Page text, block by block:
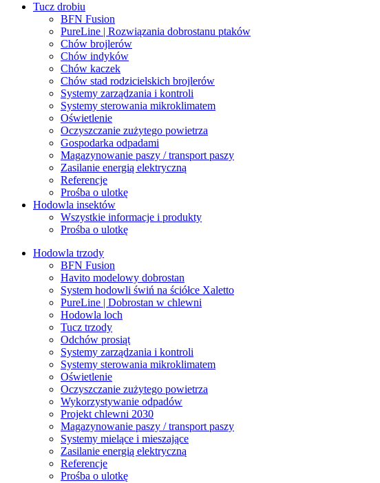
Tucz drobiu
BFN Fusion
PureLine | Rozwiązania dobrostanu ptaków
Chów brojlerów
Chów indyków
Chów kaczek
Chów stad rodzicielskich brojlerów
Systemy zarządzania i kontroli
Systemy sterowania mikroklimatem
Oświetlenie
Oczyszczanie zużytego powietrza
Gospodarka odpadami
Magazynowanie paszy / transport paszy
Zasilanie energią elektryczną
Referencje
Prośba o ulotkę
Hodowla insektów
Wszystkie informacje i produkty
Prośba o ulotkę
Hodowla trzody
BFN Fusion
Havito modelowy dobrostan
System hodowli świń na ściółce Xaletto
PureLine | Dobrostan w chlewni
Hodowla loch
Tucz trzody
Odchów prosiąt
Systemy zarządzania i kontroli
Systemy sterowania mikroklimatem
Oświetlenie
Oczyszczanie zużytego powietrza
Wykorzystywanie odpadów
Projekt chlewni 2030
Magazynowanie paszy / transport paszy
Systemy mielące i mieszające
Zasilanie energią elektryczną
Referencje
Prośba o ulotkę